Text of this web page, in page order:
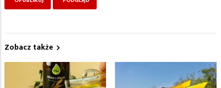
Zobacz także